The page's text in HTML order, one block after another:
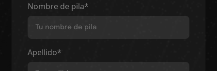
Nombre de pila*
Apellido*